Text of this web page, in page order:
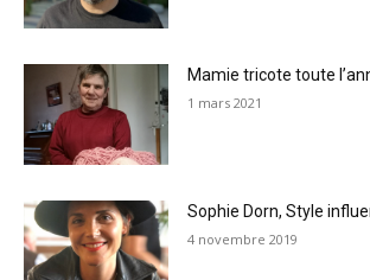
Mamie tricote toute
1 mars 2021
Sophie Dorn, Style
4 novembre 2019